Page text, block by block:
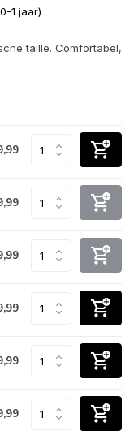
1 jaar)
taille. Comfortabel,